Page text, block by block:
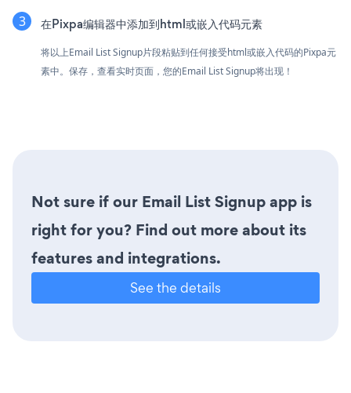
在Pixpa编辑器中添加到html或嵌入代码元素
将以上Email List Signup片段粘贴到任何接受html或嵌入代码的Pixpa元
素中。保存，查看实时页面，您的Email List Signup将出现！
Not sure if our Email List Signup app is
right for you? Find out more about its
features and integrations.
See the details